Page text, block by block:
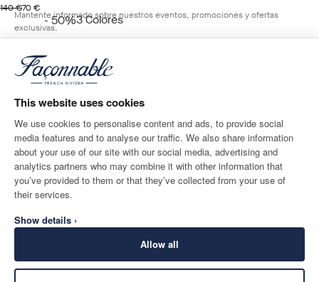
This website uses cookies
We use cookies to personalise content and ads, to provide social
media features and to analyse our traffic. We also share information
about your use of our site with our social media, advertising and
analytics partners who may combine it with other information that
you’ve provided to them or that they’ve collected from your use of
their services.
Show details ›
Allow all
140 €
original price 140 €
70 €
precio actual 70 €
- 50%3Colores
BLUE
Talla
Mantente informado sobre nuestros eventos, promociones y ofertas
exclusivas.
Correo electrónico*
DESTINO DE ENTREGA IDIOMA
español
CONTACTA CON NOSOTROS